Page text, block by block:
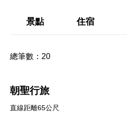
景點 住宿
總筆數： 20
朝聖行旅
直線距離65公尺